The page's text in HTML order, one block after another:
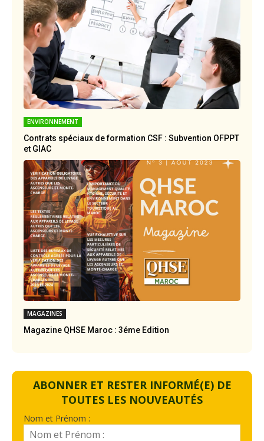
ENVIRONNEMENT
Contrats spéciaux de formation CSF : Subvention OFPPT
et GIAC
MAGAZINES
Magazine QHSE Maroc : 3éme Edition
ABONNER ET RESTER INFORMÉ(E) DE
TOUTES LES NOUVEAUTÉS
Nom et Prénom :